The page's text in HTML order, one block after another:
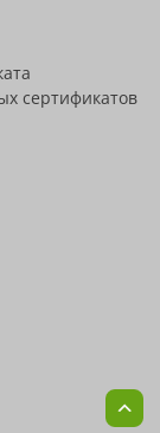
сертификатов